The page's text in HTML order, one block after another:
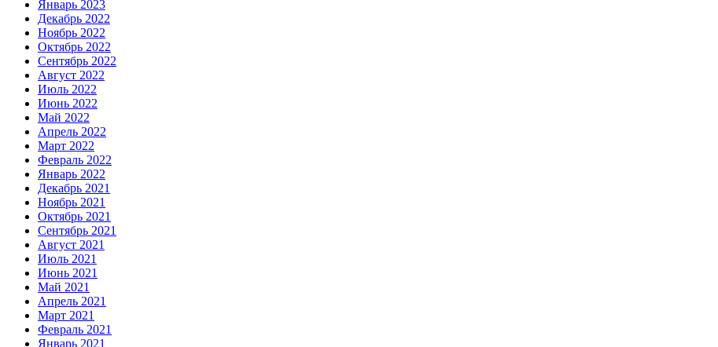
Январь 2023
Декабрь 2022
Ноябрь 2022
Октябрь 2022
Сентябрь 2022
Август 2022
Июль 2022
Июнь 2022
Май 2022
Апрель 2022
Март 2022
Февраль 2022
Январь 2022
Декабрь 2021
Ноябрь 2021
Октябрь 2021
Сентябрь 2021
Август 2021
Июль 2021
Июнь 2021
Май 2021
Апрель 2021
Март 2021
Февраль 2021
Январь 2021